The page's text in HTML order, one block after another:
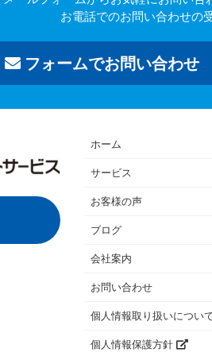
お電話でのお問い合わせの
フォームでお問い合わせ
ホーム
サービス
お客様の声
ブログ
会社案内
お問い合わせ
個人情報取り扱いについ
個人情報保護方針